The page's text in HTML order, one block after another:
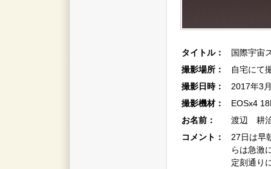
タイトル：
国際宇宙
撮影場所：
自宅にて
撮影日時：
2017年3
撮影機材：
EOSx4
お名前：
渡辺 耕
コメント：
27日は早
らは急激
定刻通り